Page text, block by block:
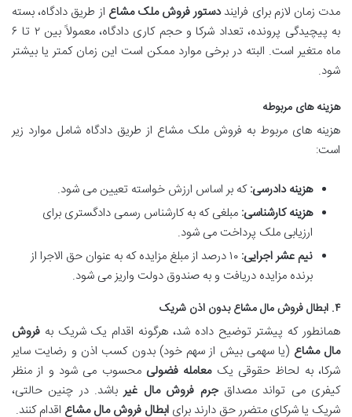
مدت زمان لازم برای فراینددستور فروش ملک مشاع از طریق دادگاه، بسته
به پیچیدگی پرونده، تعداد شرکا و حجم کاری دادگاه، معمولاً بین ۲ تا ۶
ماه متغیر است. البته در برخی موارد ممکن است این زمان کمتر یا بیشتر
شود.
هزینه های مربوطه
هزینه های مربوط به فروش ملک مشاع از طریق دادگاه شامل موارد زیر
است:
هزینه دادرسی:که بر اساس ارزش خواسته تعیین می شود.
هزینه کارشناسی: مبلغی که به کارشناس رسمی دادگستری برای
ارزیابی ملک پرداخت می شود.
نیم عشر اجرایی:
۱۰ درصد از مبلغ مزایده که به عنوان حق الاجرا از
برنده مزایده دریافت و به صندوق دولت واریز می شود.
۴. ابطال فروش مال مشاع بدون اذن شریک
همانطور که پیشتر توضیح داده شد، هرگونه اقدام یک شریک به فروش
مال مشاع (یا سهمی بیش از سهم خود) بدون کسب اذن و رضایت سایر
شرکا، به لحاظ حقوقی یکمعامله فضولی محسوب می شود و از منظر
کیفری می تواند مصداقجرم فروش مال غیرباشد. در چنین حالتی،
شریک یا شرکای متضرر حق دارند برای ابطال فروش مال مشاع اقدام کنند.